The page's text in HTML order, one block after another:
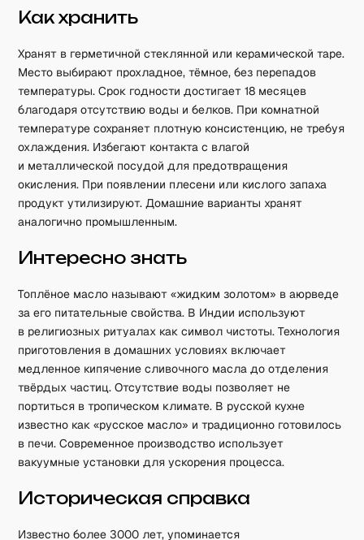
Как хранить
Хранят в герметичной стеклянной или керамической таре.
Место выбирают прохладное, тёмное, без перепадов
температуры. Срок годности достигает 18 месяцев
благодаря отсутствию воды и белков. При комнатной
температуре сохраняет плотную консистенцию, не требуя
охлаждения. Избегают контакта с влагой
и металлической посудой для предотвращения
окисления. При появлении плесени или кислого запаха
продукт утилизируют. Домашние варианты хранят
аналогично промышленным.
Интересно знать
Топлёное масло называют «жидким золотом» в аюрведе
за его питательные свойства. В Индии используют
в религиозных ритуалах как символ чистоты. Технология
приготовления в домашних условиях включает
медленное кипячение сливочного масла до отделения
твёрдых частиц. Отсутствие воды позволяет не
портиться в тропическом климате. В русской кухне
известно как «русское масло» и традиционно готовилось
в печи. Современное производство использует
вакуумные установки для ускорения процесса.
Историческая справка
Известно более 3000 лет, упоминается